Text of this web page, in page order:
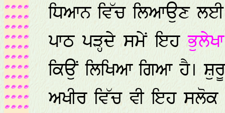
ਧਿਆਨ ਵਿੱਚ ਲਿਆਉਣ
ਪਾਠ ਪੜ੍ਹਦੇ ਸਮੇਂ ਇਹਭੁਲੇਖਾ
ਕਿਉਂ ਲਿਖਿਆ ਗਿਆ ਹੈ।
ਅਖੀਰ ਵਿੱਚ ਵੀ ਇਹ ਸਲੋਕ